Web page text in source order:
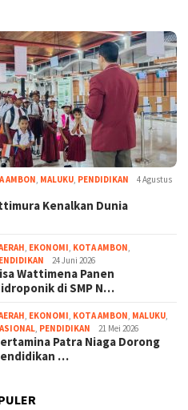
AMBON, MALUKU, PENDIDIKAN
4 Agustus
Kenalkan Dunia
, EKONOMI, KOTA AMBON,
24 Juni 2026
Wattimena Panen
di SMP N…
, EKONOMI, KOTA AMBON, MALUKU,
, PENDIDIKAN 21 Mei 2026
Patra Niaga Dorong
…